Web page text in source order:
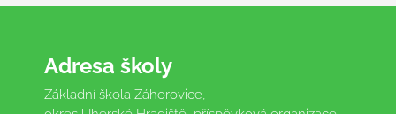
Adresa školy
Základní škola Záhorovice,